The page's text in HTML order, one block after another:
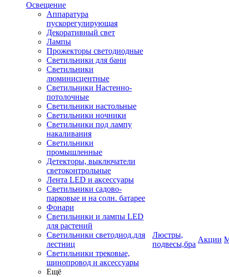
Освещение
Аппаратура
пускорегулирующая
Декоративный свет
Лампы
Прожекторы светодиодные
Светильники для бани
Светильники
люминисцентные
Светильники Настенно-
потолочные
Светильники настольные
Светильники ночники
Светильники под лампу
накаливания
Светильники
промышленные
Детекторы, выключатели
светоконтрольные
Лента LED и аксессуары
Светильники садово-
парковые и на солн. батарее
Фонари
Светильники и лампы LED
для растений
Светильники светодиод.для
лестниц
Светильники трековые,
шинопровод и аксессуары
Ещё
Люстры,
подвесы,бра
Акции